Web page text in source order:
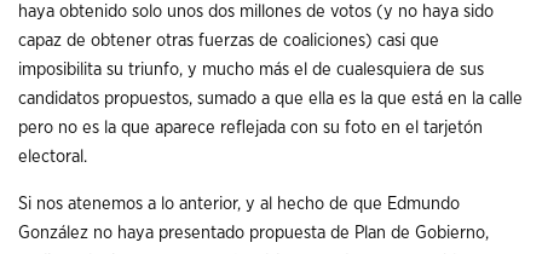
haya obtenido solo unos dos millones de votos (y no haya sido
capaz de obtener otras fuerzas de coaliciones) casi que
imposibilita su triunfo, y mucho más el de cualesquiera de sus
candidatos propuestos, sumado a que ella es la que está en la calle
pero no es la que aparece reflejada con su foto en el tarjetón
electoral.
Si nos atenemos a lo anterior, y al hecho de que Edmundo
González no haya presentado propuesta de Plan de Gobierno,